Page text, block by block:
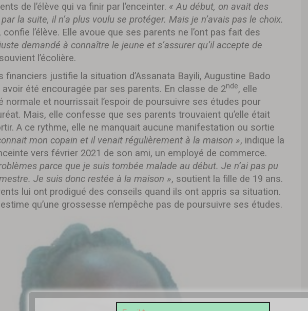
de l’élève qui va finir par l’enceinter. « Au début, on avait des
la suite, il n’a plus voulu se protéger. Mais je n’avais pas le choix.
, confie l’élève. Elle avoue que ses parents ne l’ont pas fait des
demandé à connaître le jeune et s’assurer qu’il accepte de
l’écolière.
financiers justifie la situation d’Assanata Bayili, Augustine Bado
avoir été encouragée par ses parents. En classe de 2nde, elle
normale et nourrissait l’espoir de poursuivre ses études pour
Mais, elle confesse que ses parents trouvaient qu’elle était
A ce rythme, elle ne manquait aucune manifestation ou sortie
mon copain et il venait régulièrement à la maison », indique la
vers février 2021 de son ami, un employé de commerce.
parce que je suis tombée malade au début. Je n’ai pas pu
Je suis donc restée à la maison », soutient la fille de 19 ans.
lui ont prodigué des conseils quand ils ont appris sa situation.
qu’une grossesse n’empêche pas de poursuivre ses études.